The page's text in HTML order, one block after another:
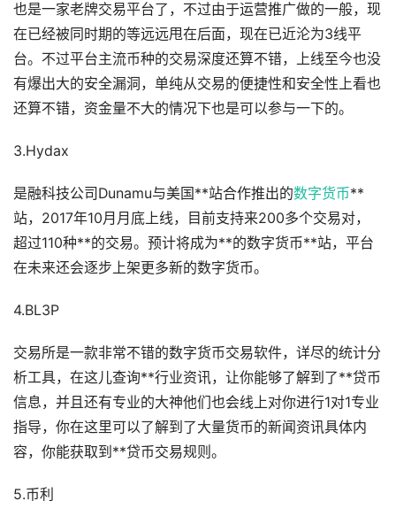
也是一家老牌交易平台了，不过由于运营推广做的一般，现
在已经被同时期的等远远甩在后面，现在已近沦为3线平
台。不过平台主流币种的交易深度还算不错，上线至今也没
有爆出大的安全漏洞，单纯从交易的便捷性和安全性上看也
还算不错，资金量不大的情况下也是可以参与一下的。
3.Hydax
是融科技公司Dunamu与美国**站合作推出的数字货币**
站，2017年10月月底上线，目前支持来200多个交易对，
超过110种**的交易。预计将成为**的数字货币**站，平台
在未来还会逐步上架更多新的数字货币。
4.BL3P
交易所是一款非常不错的数字货币交易软件，详尽的统计分
析工具，在这儿查询**行业资讯，让你能够了解到了**贷币
信息，并且还有专业的大神他们也会线上对你进行1对1专业
指导，你在这里可以了解到了大量货币的新闻资讯具体内
容，你能获取到**贷币交易规则。
5.币利